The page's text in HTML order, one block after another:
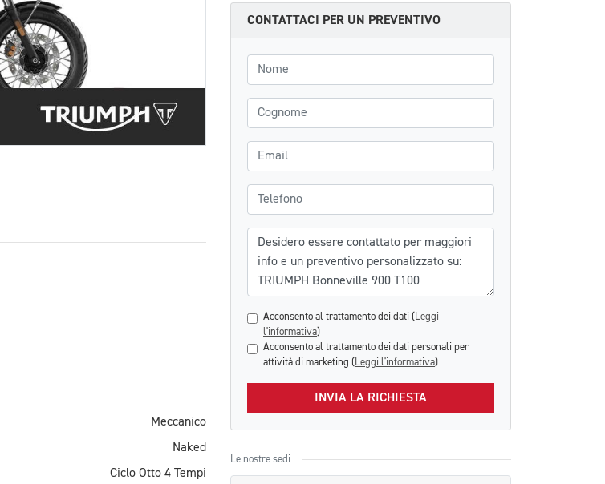
Meccanico
Naked
Ciclo Otto 4 Tempi
CONTATTACI PER UN PREVENTIVO
Nome
Cognome
Email
Telefono
Messaggio
Acconsento al trattamento dei dati ( Leggi
l'informativa)
Acconsento al trattamento dei dati personali per
attività di marketing ( Leggi l'informativa)
INVIA LA RICHIESTA
Le nostre sedi